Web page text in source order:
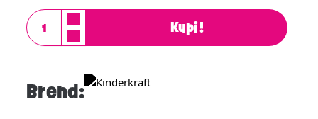
Kupi!
Brend: